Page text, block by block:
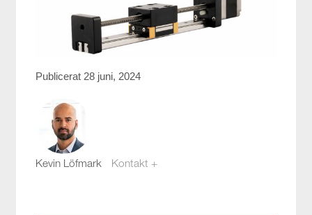
Publicerat 28 juni, 2024
Kevin Löfmark Kontakt +